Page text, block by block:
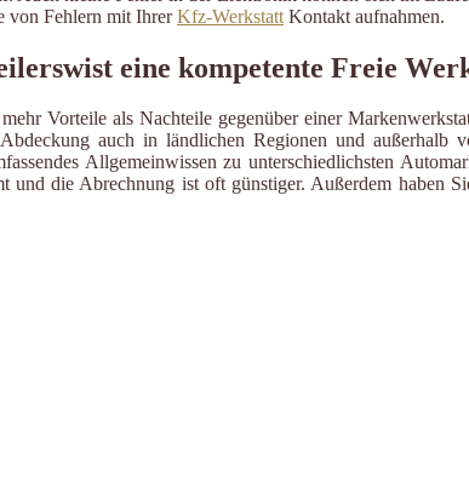
von Fehlern mit IhrerKfz-Werkstatt Kontakt aufnahmen.
eine kompetente Freie
Vorteile als Nachteile gegenüber einer
auch in ländlichen Regionen und außerhalb
Allgemeinwissen zu unterschiedlichsten
und die Abrechnung ist oft günstiger. Außerdem haben